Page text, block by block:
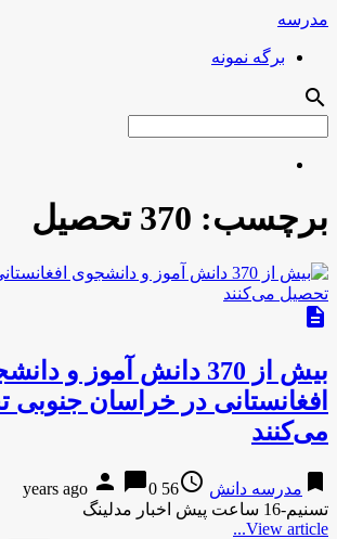
مدرسه
برگه نمونه
search
برچسب: 370 تحصیل
description
بیش از 370 دانش آموز و
افغانستانی در خراسان جنوبی
می‌کنند
bookmark مدرسه دانش access_time
56 years ago
person chat_bubble0
تسنیم-16 ساعت پیش اخبار مدلینگ
View article...